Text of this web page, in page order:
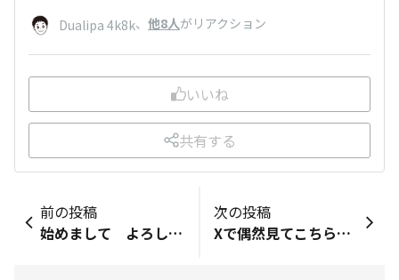
Dualipa 4k8k、 他8人がリアクション
いいね
共有する
前の投稿
始めまして よろしくお願いします
次の投稿
Xで偶然見てこちらへたどり着きました。 お漬物大好きです。